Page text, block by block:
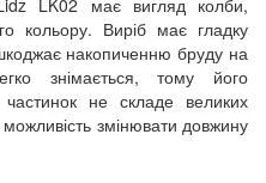
LK02 має вигляд колби,
кольору. Виріб має гладку
накопиченню бруду на
знімається, тому його
не складе великих
змінювати довжину